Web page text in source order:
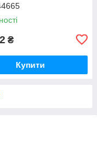
₴
Купити